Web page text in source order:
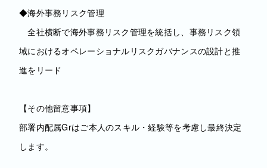
◆海外事務リスク管理
全社横断で海外事務リスク管理を統括し、事務リスク領
域におけるオペレーショナルリスクガバナンスの設計と推
進をリード
【その他留意事項】
部署内配属Grはご本人のスキル・経験等を考慮し最終決定
します。